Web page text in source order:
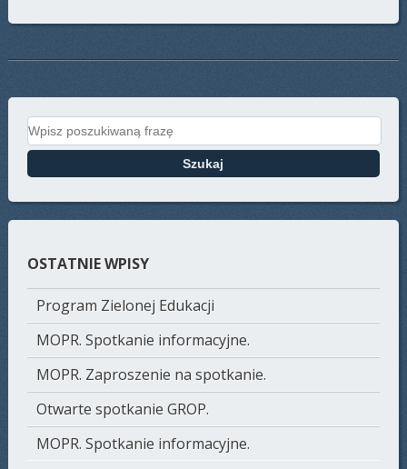
Search for:
OSTATNIE WPISY
Program Zielonej Edukacji
MOPR. Spotkanie informacyjne.
MOPR. Zaproszenie na spotkanie.
Otwarte spotkanie GROP.
MOPR. Spotkanie informacyjne.